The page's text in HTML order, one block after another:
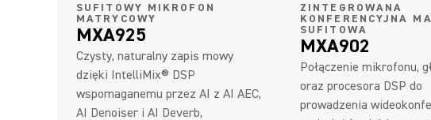
SUFITOWY MIKROFON
MATRYCOWY
MXA925
Czysty, naturalny zapis mowy
dzięki IntelliMix® DSP
wspomaganemu przez AI z AI AEC,
AI Denoiser i AI Deverb,
ZINTEGROWANA
KONFERENCYJNA
SUFITOWA
MXA902
Połączenie mikrofonu,
oraz procesora DSP do
prowadzenia